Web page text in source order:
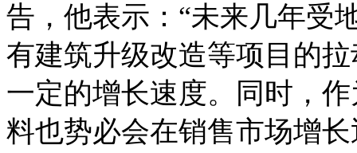
告，他表示：“未来几年受
有建筑升级改造等项目的
一定的增长速度。同时，
料也势必会在销售市场增